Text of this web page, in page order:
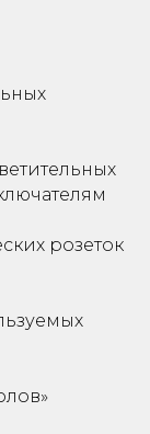
розеток